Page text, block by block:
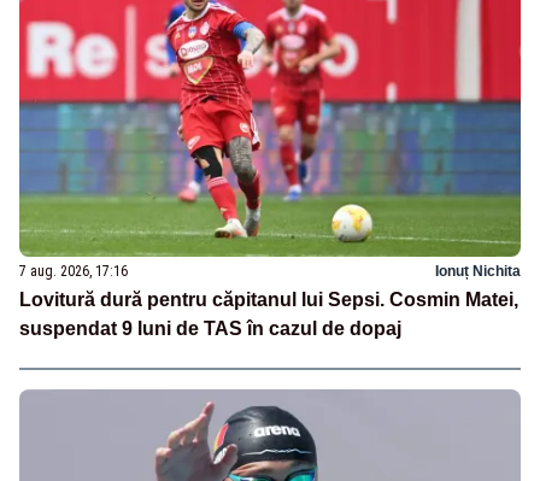
7 aug. 2026, 17:16 Ionuț Nichita
Lovitură dură pentru căpitanul lui Sepsi. Cosmin Matei,
suspendat 9 luni de TAS în cazul de dopaj